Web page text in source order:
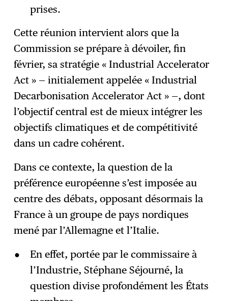
prises.
Cette réunion intervient alors que la
Commission se prépare à dévoiler, fin
février, sa stratégie « Industrial Accelerator
Act » — initialement appelée « Industrial
Decarbonisation Accelerator Act » —, dont
l’objectif central est de mieux intégrer les
objectifs climatiques et de compétitivité
dans un cadre cohérent.
Dans ce contexte, la question de la
préférence européenne s’est imposée au
centre des débats, opposant désormais la
France à un groupe de pays nordiques
mené par l’Allemagne et l’Italie.
En effet, portée par le commissaire à
l’Industrie, Stéphane Séjourné, la
question divise profondément les États